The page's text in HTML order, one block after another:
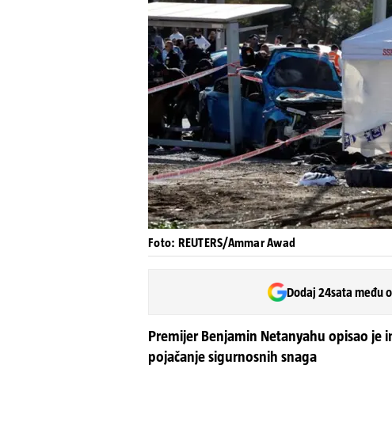
Foto: REUTERS/Ammar Awad
Dodaj 24sata među
Premijer Benjamin Netanyahu opisao
pojačanje sigurnosnih snaga